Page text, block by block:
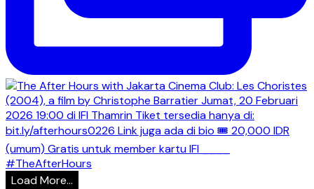
Load More...